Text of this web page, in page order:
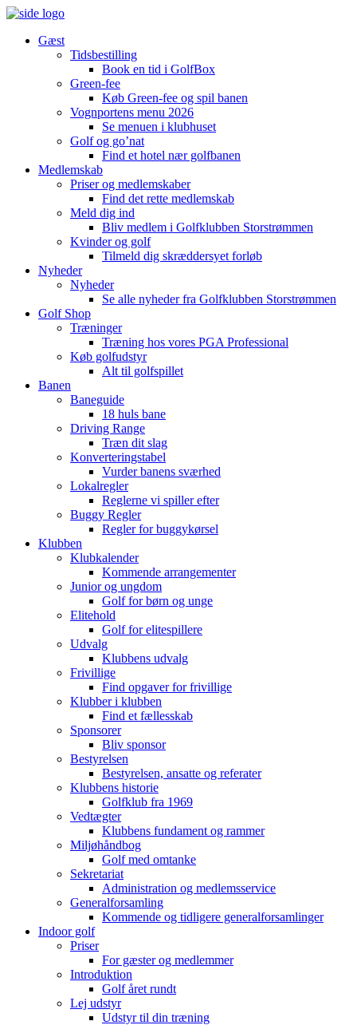
Gæst
Tidsbestilling
Book en tid i GolfBox
Green-fee
Køb Green-fee og spil banen
Vognportens menu 2026
Se menuen i klubhuset
Golf og go’nat
Find et hotel nær golfbanen
Medlemskab
Priser og medlemskaber
Find det rette medlemskab
Meld dig ind
Bliv medlem i Golfklubben Storstrømmen
Kvinder og golf
Tilmeld dig skræddersyet forløb
Nyheder
Nyheder
Se alle nyheder fra Golfklubben Storstrømmen
Golf Shop
Træninger
Træning hos vores PGA Professional
Køb golfudstyr
Alt til golfspillet
Banen
Baneguide
18 huls bane
Driving Range
Træn dit slag
Konverteringstabel
Vurder banens sværhed
Lokalregler
Reglerne vi spiller efter
Buggy Regler
Regler for buggykørsel
Klubben
Klubkalender
Kommende arrangementer
Junior og ungdom
Golf for børn og unge
Elitehold
Golf for elitespillere
Udvalg
Klubbens udvalg
Frivillige
Find opgaver for frivillige
Klubber i klubben
Find et fællesskab
Sponsorer
Bliv sponsor
Bestyrelsen
Bestyrelsen, ansatte og referater
Klubbens historie
Golfklub fra 1969
Vedtægter
Klubbens fundament og rammer
Miljøhåndbog
Golf med omtanke
Sekretariat
Administration og medlemsservice
Generalforsamling
Kommende og tidligere generalforsamlinger
Indoor golf
Priser
For gæster og medlemmer
Introduktion
Golf året rundt
Lej udstyr
Udstyr til din træning